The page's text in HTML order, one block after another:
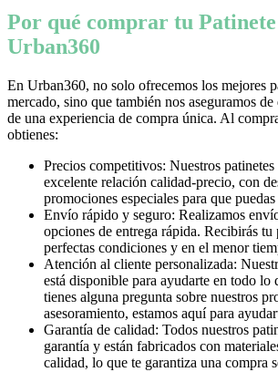
Por qué comprar tu
Urban360
En Urban360, no solo ofrecemos los mejores
mercado, sino que también nos aseguramos
de una experiencia de compra única. Al
obtienes:
Precios competitivos: Nuestros
excelente relación calidad-precio, con
promociones especiales para que
Envío rápido y seguro: Realizamos
opciones de entrega rápida. Recibirás tu
perfectas condiciones y en el menor
Atención al cliente personalizada:
está disponible para ayudarte en todo lo
tienes alguna pregunta sobre nuestros
asesoramiento, estamos aquí para
Garantía de calidad: Todos nuestros
garantía y están fabricados con
calidad, lo que te garantiza una compra